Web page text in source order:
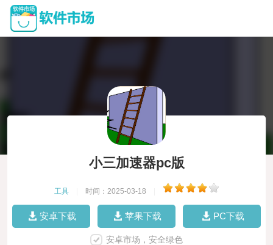
小三加速器pc版
工具 时间：2025-03-18
安卓下载 苹果下载 PC下载
安卓市场，安全绿色